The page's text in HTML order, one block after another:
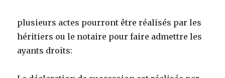
plusieurs actes pourront être réalisés par les
héritiers ou le notaire pour faire admettre les
ayants droits: